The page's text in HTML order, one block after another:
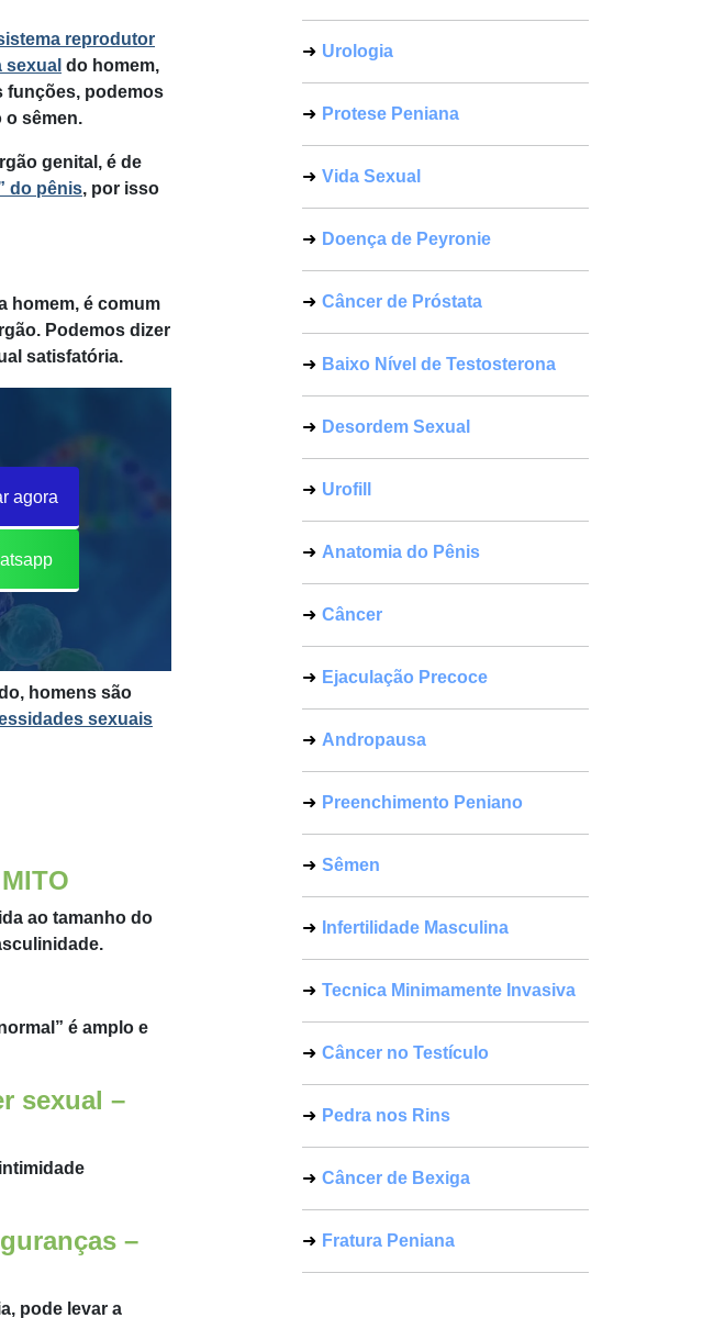
reprodutor
sexual do homem,
funções, podemos
o sêmen.
genital, é de
do pênis, por isso
homem, é comum
Podemos dizer
satisfatória.
agora
homens são
sexuais
ao tamanho do
é amplo e
sexual –
–
pode levar a
Urologia
Protese Peniana
Vida Sexual
Doença de Peyronie
Câncer de Próstata
Baixo Nível de Testosterona
Desordem Sexual
Urofill
Anatomia do Pênis
Câncer
Ejaculação Precoce
Andropausa
Preenchimento Peniano
Sêmen
Infertilidade Masculina
Tecnica Minimamente Invasiva
Câncer no Testículo
Pedra nos Rins
Câncer de Bexiga
Fratura Peniana